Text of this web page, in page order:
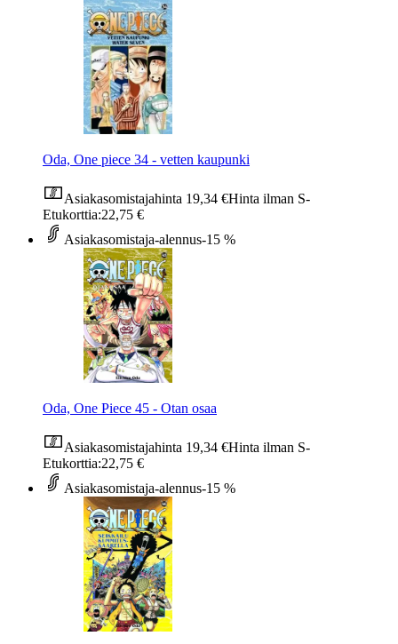
Oda, One piece 34 - vetten kaupunki
Asiakasomistajahinta 19,34 €Hinta ilman S-
Etukorttia:22,75 €
Asiakasomistaja-alennus-15 %
Oda, One Piece 45 - Otan osaa
Asiakasomistajahinta 19,34 €Hinta ilman S-
Etukorttia:22,75 €
Asiakasomistaja-alennus-15 %